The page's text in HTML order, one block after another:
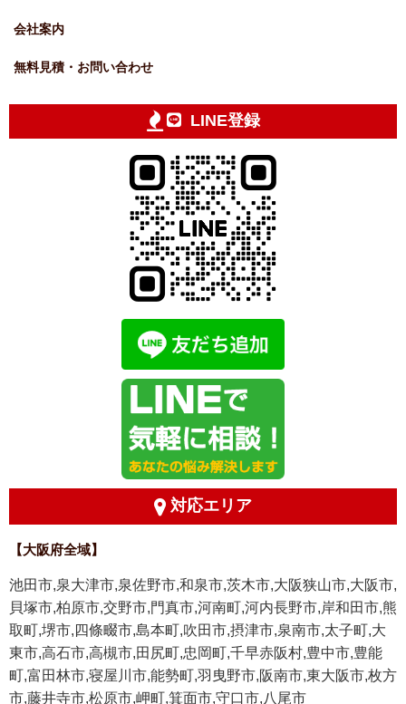
会社案内
無料見積・お問い合わせ
LINE登録
対応エリア
【大阪府全域】
池田市,泉大津市,泉佐野市,和泉市,茨木市,大阪狭山市,大阪市,
貝塚市,柏原市,交野市,門真市,河南町,河内長野市,岸和田市,熊
取町,堺市,四條畷市,島本町,吹田市,摂津市,泉南市,太子町,大
東市,高石市,高槻市,田尻町,忠岡町,千早赤阪村,豊中市,豊能
町,富田林市,寝屋川市,能勢町,羽曳野市,阪南市,東大阪市,枚方
市,藤井寺市,松原市,岬町,箕面市,守口市,八尾市